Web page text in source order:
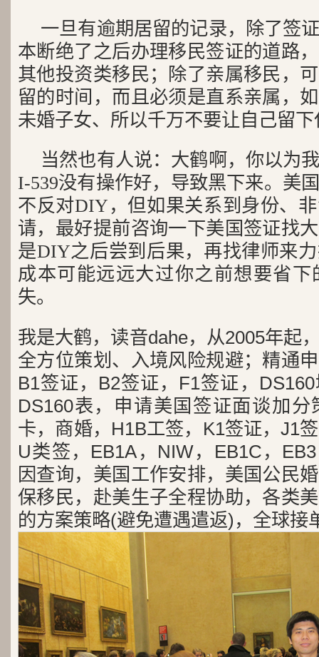
一旦有逾期居留的记录，除了签
本断绝了之后办理移民签证的道路
其他投资类移民；除了亲属移民，
留的时间，而且必须是直系亲属，
未婚子女、所以千万不要让自己留
当然也有人说：大鹤啊，你以为
I-539没有操作好，导致黑下来。美
不反对DIY，但如果关系到身份、
请，最好提前咨询一下美国签证找
是DIY之后尝到后果，再找律师来
成本可能远远大过你之前想要省
失。
我是大鹤，读音dahe，从2005年起
全方位策划、入境风险规避；精通
B1签证，B2签证，F1签证，
DS160表，申请美国签证面谈加
卡，商婚，H1B工签，K1签证，J1
U类签，EB1A，NIW，EB1C，
因查询，美国工作安排，美国公民
保移民，赴美生子全程协助，各类
的方案策略(避免遭遇遣返)，全球接